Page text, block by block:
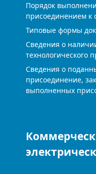
Порядок
присоединением к
Типовые формы
Сведения о
технологического
Сведения о
присоединение,
выполненных